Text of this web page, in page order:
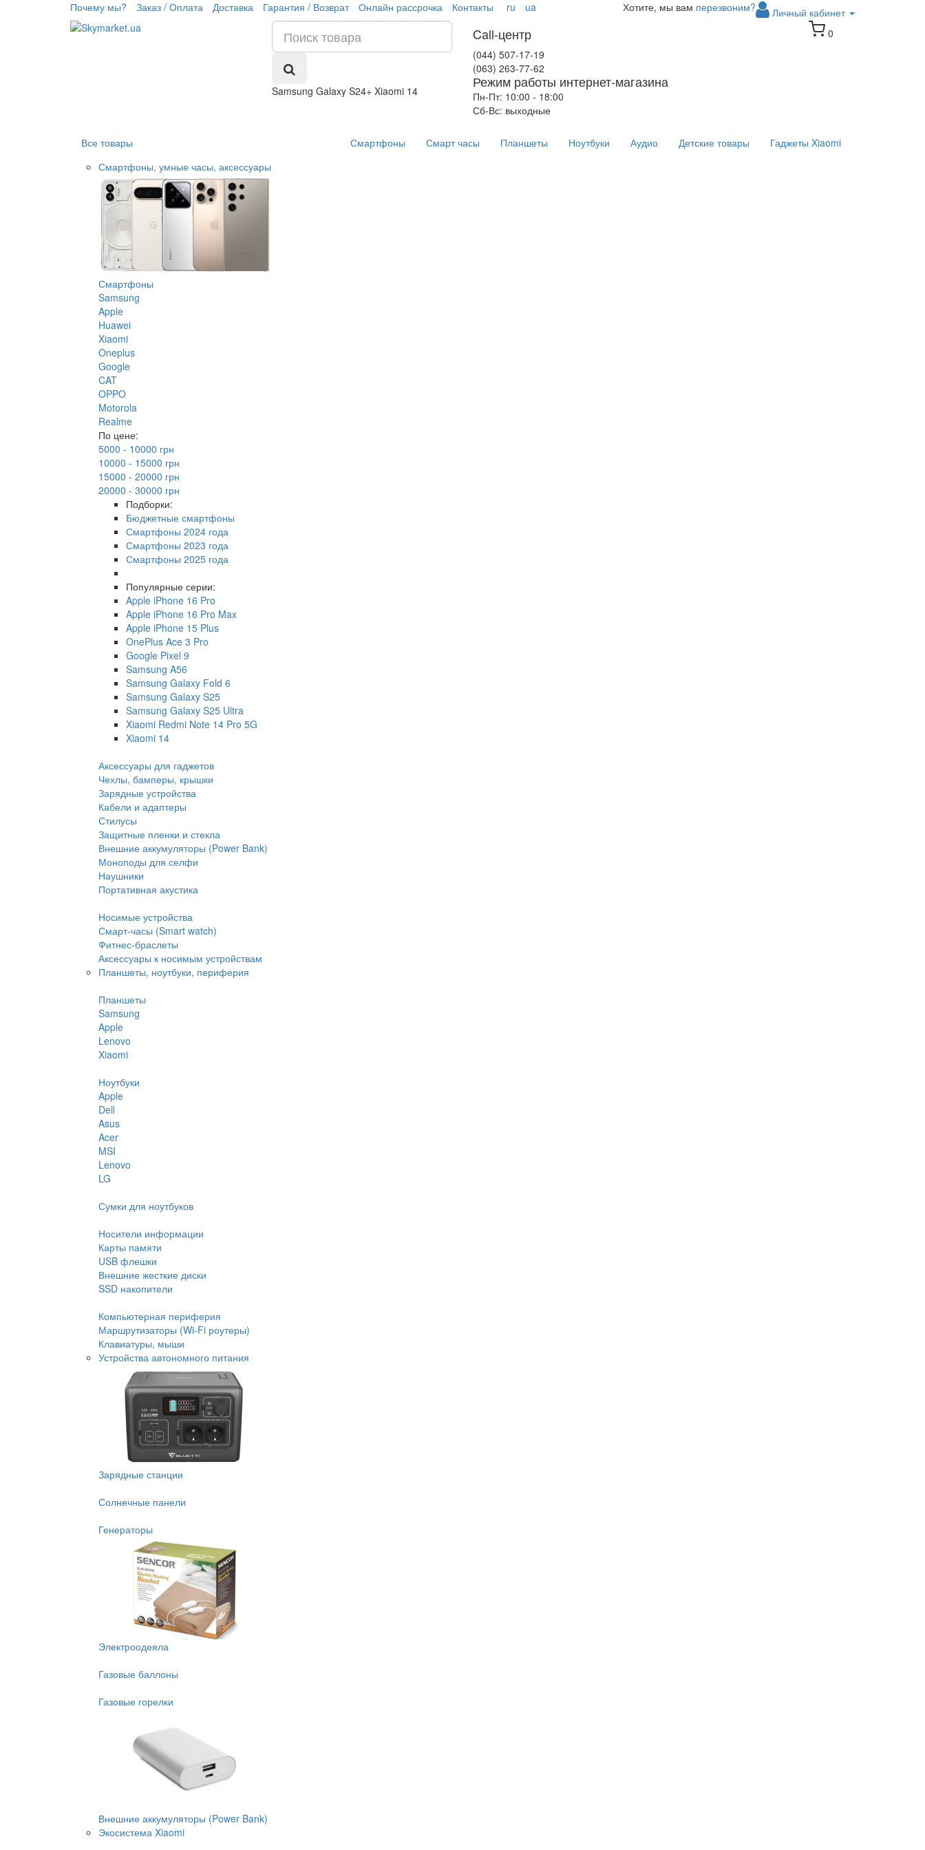
Почему мы? Заказ / Оплата Доставка Гарантия / Возврат Онлайн рассрочка Контакты ru ua Личный кабинет
Хотите, мы вам перезвоним?
Samsung Galaxy S24+ Xiaomi 14
Call-центр
(044) 507-17-19
(063) 263-77-62
Режим работы интернет-магазина
Пн-Пт: 10:00 - 18:00
Сб-Вс: выходные
0
Все товары
Смартфоны, умные часы, аксессуары
Смартфоны
Samsung
Apple
Huawei
Xiaomi
Oneplus
Google
CAT
OPPO
Motorola
Realme
По цене:
5000 - 10000 грн
10000 - 15000 грн
15000 - 20000 грн
20000 - 30000 грн
Подборки:
Бюджетные смартфоны
Смартфоны 2024 года
Смартфоны 2023 года
Смартфоны 2025 года
Популярные серии:
Apple iPhone 16 Pro
Apple iPhone 16 Pro Max
Apple iPhone 15 Plus
OnePlus Ace 3 Pro
Google Pixel 9
Samsung A56
Samsung Galaxy Fold 6
Samsung Galaxy S25
Samsung Galaxy S25 Ultra
Xiaomi Redmi Note 14 Pro 5G
Xiaomi 14
Аксессуары для гаджетов
Чехлы, бамперы, крышки
Зарядные устройства
Кабели и адаптеры
Стилусы
Защитные пленки и стекла
Внешние аккумуляторы (Power Bank)
Моноподы для селфи
Наушники
Портативная акустика
Носимые устройства
Смарт-часы (Smart watch)
Фитнес-браслеты
Аксессуары к носимым устройствам
Планшеты, ноутбуки, периферия
Планшеты
Samsung
Apple
Lenovo
Xiaomi
Ноутбуки
Apple
Dell
Asus
Acer
MSI
Lenovo
LG
Сумки для ноутбуков
Носители информации
Карты памяти
USB флешки
Внешние жесткие диски
SSD накопители
Компьютерная периферия
Маршрутизаторы (Wi-Fi роутеры)
Клавиатуры, мыши
Устройства автономного питания
Зарядные станции
Солнечные панели
Генераторы
Электроодеяла
Газовые баллоны
Газовые горелки
Внешние аккумуляторы (Power Bank)
Экосистема Xiaomi
Смартфоны Смарт часы Планшеты Ноутбуки Аудио Детские товары Гаджеты Xiaomi